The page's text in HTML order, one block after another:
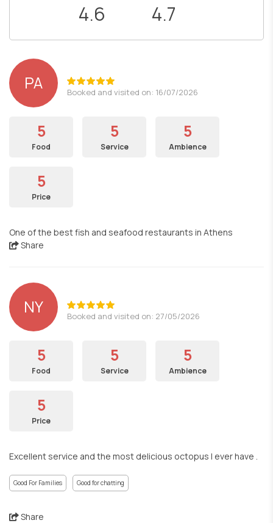
4.6 4.7
PA Booked and visited on: 16/07/2026
5
Food
5
Service
5
Ambience
5
Price
One of the best fish and seafood restaurants in Athens
Share
NY Booked and visited on: 27/05/2026
5
Food
5
Service
5
Ambience
5
Price
Excellent service and the most delicious octopus I ever have .
Good For Families Good for chatting
Share